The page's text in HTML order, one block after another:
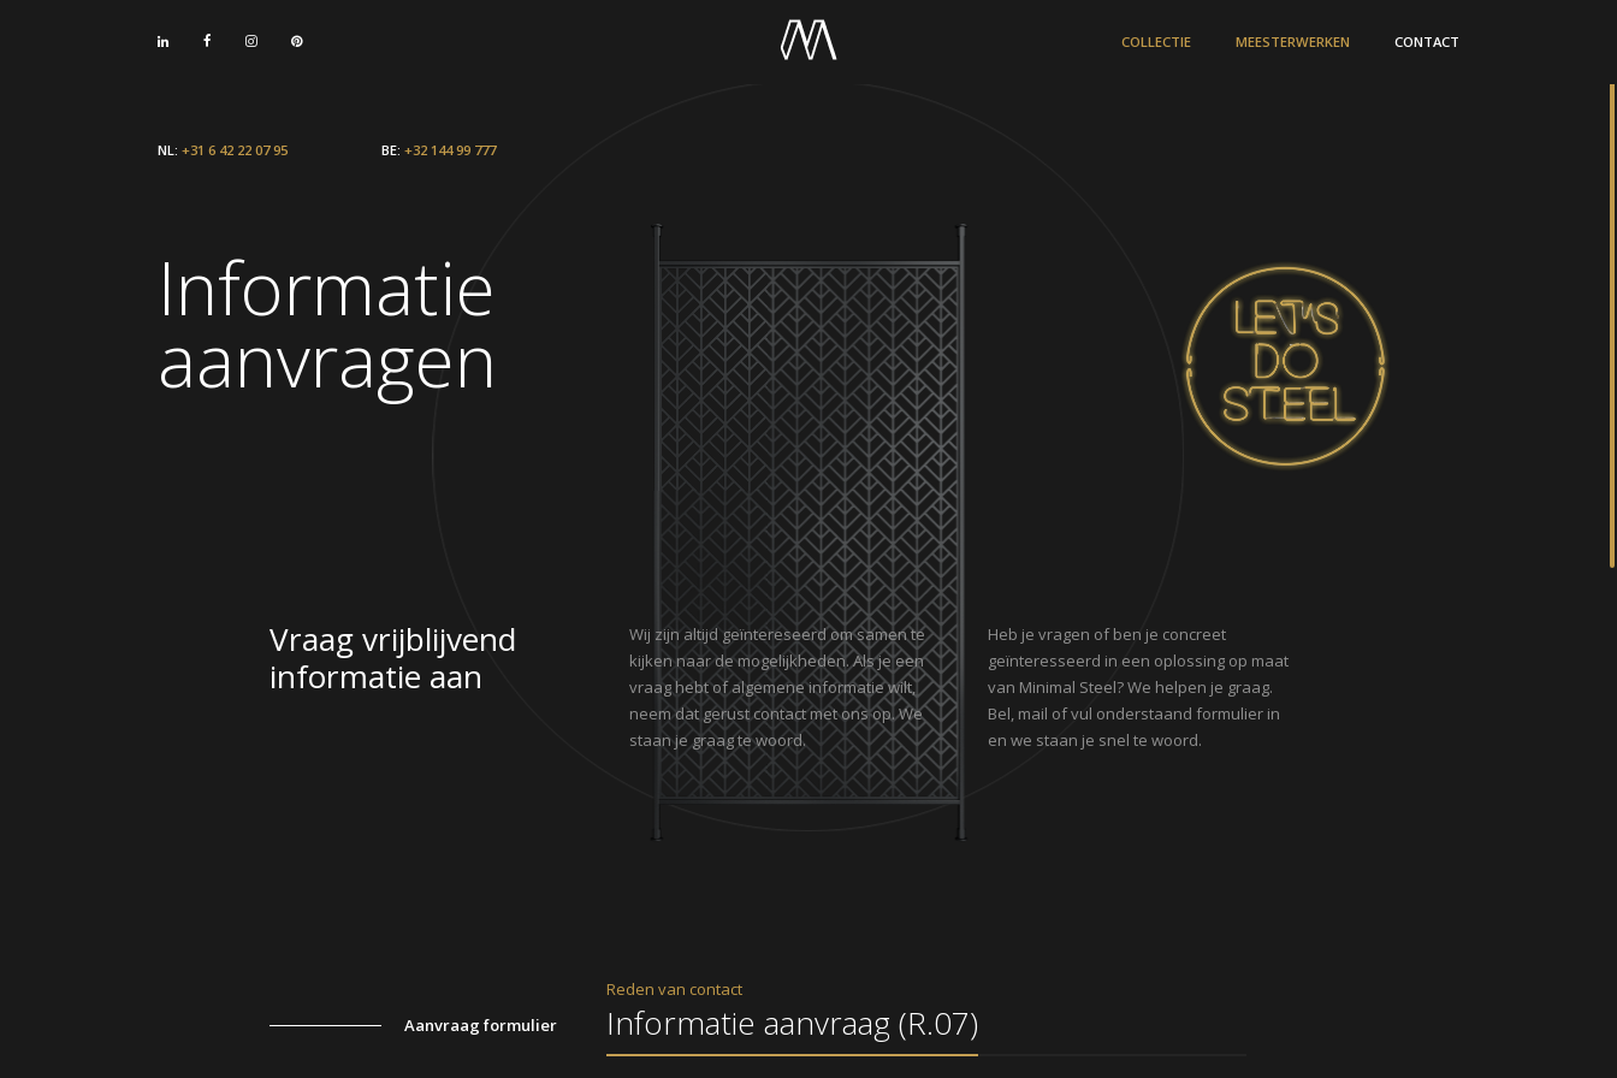
COLLECTIE MEESTERWERKEN CONTACT
NL: +31 6 42 22 07 95 BE:+32 144 99 777
Informatie
aanvragen
Vraag vrijblijvend
informatie aan
Wij zijn altijd geïntereseerd om samen te
kijken naar de mogelijkheden. Als je een
vraag hebt of algemene informatie wilt,
neem dat gerust contact met ons op. We
staan je graag te woord.
Heb je vragen of ben je concreet
geïnteresseerd in een oplossing op maat
van Minimal Steel? We helpen je graag.
Bel, mail of vul onderstaand formulier in
en we staan je snel te woord.
Aanvraag formulier
Reden van contact